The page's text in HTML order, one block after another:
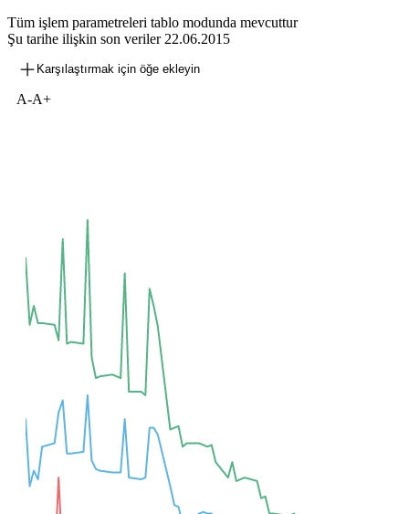
Tüm işlem parametreleri tablo modunda mevcuttur
Şu tarihe ilişkin son veriler 22.06.2015
Karşılaştırmak için öğe ekleyin